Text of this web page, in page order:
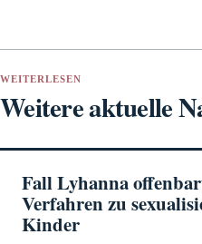
WEITERLESEN
Weitere aktuelle
Fall Lyhanna
Verfahren zu
Kinder